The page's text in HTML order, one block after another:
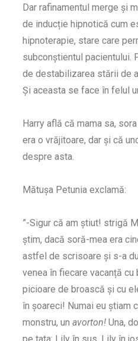
Dar rafinamentul merge și
de inducție hipnotică cum
hipnoterapie, stare care
subconștientul pacientului.
de destabilizarea stării de
Și aceasta se face în felul
Harry află că mama sa,
era o vrăjitoare, dar și că
despre asta.
Mătușa Petunia exclamă:
”-Sigur că am știut! strigă
știm, dacă soră-mea era
astfel de scrisoare și s-a
venea în fiecare vacanță cu
picioare de broască și cu
în șoareci! Numai eu știam
monstru, un avorton! Una,